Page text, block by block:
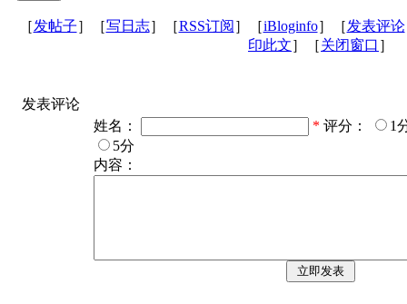
［发帖子］［写日志］［RSS订阅 ］［iBloginfo］［发表评论
印此文］［关闭窗口 ］
发表评论
姓名：
* 评分：
1
5分
内容：